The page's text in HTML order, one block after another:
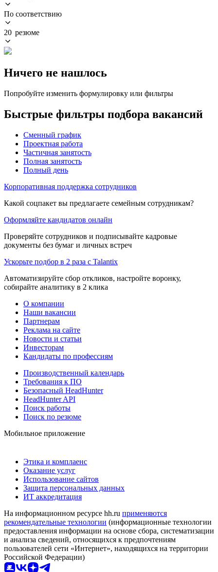
По соответствию
20 резюме
Ничего не нашлось
Попробуйте изменить формулировку или фильтры
Быстрые фильтры подбора вакансий
Сменный график
Проектная работа
Частичная занятость
Полная занятость
Полный день
Корпоративная поддержка сотрудников
Какой соцпакет вы предлагаете семейным сотрудникам?
Оформляйте кандидатов онлайн
Проверяйте сотрудников и подписывайте кадровые
документы без бумаг и личных встреч
Ускорьте подбор в 2 раза с Talantix
Автоматизируйте сбор откликов, настройте воронку,
собирайте аналитику в 2 клика
О компании
Наши вакансии
Партнерам
Реклама на сайте
Новости и статьи
Инвесторам
Кандидаты по профессиям
Производственный календарь
Требования к ПО
Безопасный HeadHunter
HeadHunter API
Поиск работы
Поиск по резюме
Мобильное приложение
Этика и комплаенс
Оказание услуг
Использование сайтов
Защита персональных данных
ИТ аккредитация
На информационном ресурсе hh.ru применяются
рекомендательные технологии (информационные технологии
предоставления информации на основе сбора, систематизации
и анализа сведений, относящихся к предпочтениям
пользователей сети «Интернет», находящихся на территории
Российской Федерации)